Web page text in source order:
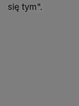
się tym".